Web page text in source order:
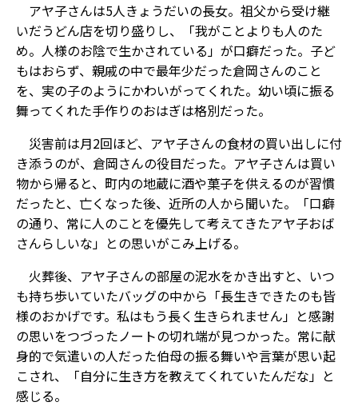
アヤ子さんは5人きょうだいの長女。祖父から受け継
いだうどん店を切り盛りし、「我がことよりも人のた
め。人様のお陰で生かされている」が口癖だった。子ど
もはおらず、親戚の中で最年少だった倉岡さんのこと
を、実の子のようにかわいがってくれた。幼い頃に振る
舞ってくれた手作りのおはぎは格別だった。
災害前は月2回ほど、アヤ子さんの食材の買い出しに付
き添うのが、倉岡さんの役目だった。アヤ子さんは買い
物から帰ると、町内の地蔵に酒や菓子を供えるのが習慣
だったと、亡くなった後、近所の人から聞いた。「口癖
の通り、常に人のことを優先して考えてきたアヤ子おば
さんらしいな」との思いがこみ上げる。
火葬後、アヤ子さんの部屋の泥水をかき出すと、いつ
も持ち歩いていたバッグの中から「長生きできたのも皆
様のおかげです。私はもう長く生きられません」と感謝
の思いをつづったノートの切れ端が見つかった。常に献
身的で気遣いの人だった伯母の振る舞いや言葉が思い起
こされ、「自分に生き方を教えてくれていたんだな」と
感じる。